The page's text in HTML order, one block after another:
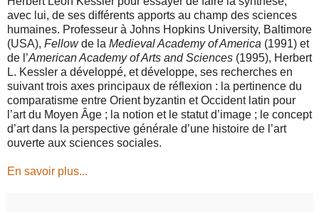
avec lui, de ses différents apports au champ des sciences
humaines. Professeur à Johns Hopkins University, Baltimore
(USA), Fellowde la Medieval Academy of America (1991) et
de l’American Academy of Arts and Sciences (1995), Herbert
L. Kessler a développé, et développe, ses recherches en
suivant trois axes principaux de réflexion : la pertinence du
comparatisme entre Orient byzantin et Occident latin pour
l’art du Moyen Âge ; la notion et le statut d’image ; le concept
d’art dans la perspective générale d’une histoire de l’art
ouverte aux sciences sociales.
En savoir plus...